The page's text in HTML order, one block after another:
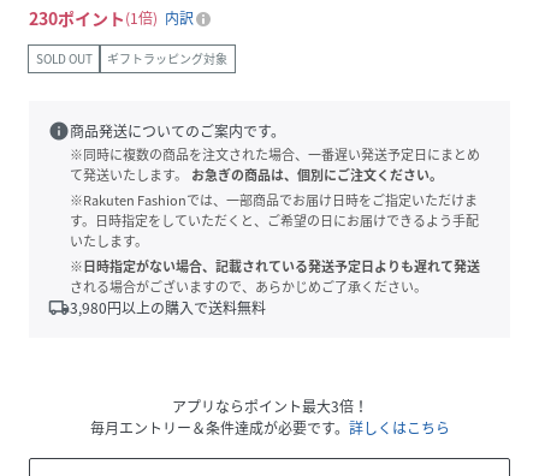
230ポイント 1倍 内訳
SOLD OUT ギフトラッピング対象
info商品発送についてのご案内です。
※同時に複数の商品を注文された場合、一番遅い発送予定日にまとめ
て発送いたします。
お急ぎの商品は、個別にご注文ください。
※Rakuten Fashionでは、一部商品でお届け日時をご指定いただけま
す。日時指定をしていただくと、ご希望の日にお届けできるよう手配
いたします。
※日時指定がない場合、記載されている発送予定日よりも遅れて発送
される場合がございますので、あらかじめご了承ください。
local_shipping3,980円以上の購入で送料無料
アプリならポイント最大3倍！
毎月エントリー＆条件達成が必要です。 詳しくはこちら